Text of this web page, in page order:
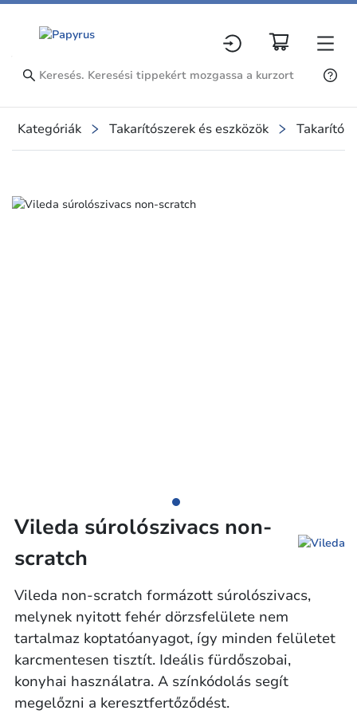
Kategóriák Takarítószerek és eszközök
Slide 1 of 1
Vileda súrolószivacs non-
scratch
Vileda non-scratch formázott súrolószivacs,
melynek nyitott fehér dörzsfelülete nem
tartalmaz koptatóanyagot, így minden felületet
karcmentesen tisztít. Ideális fürdőszobai,
konyhai használatra. A színkódolás segít
megelőzni a keresztfertőződést.